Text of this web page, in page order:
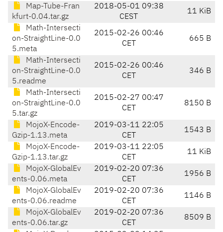
Map-Tube-Fran
kfurt-0.04.tar.gz
2018-05-01 09:38
CEST
11 KiB
Math-Intersecti
on-StraightLine-0.0
5.meta
2015-02-26 00:46
CET
665 B
Math-Intersecti
on-StraightLine-0.0
5.readme
2015-02-26 00:46
CET
346 B
Math-Intersecti
on-StraightLine-0.0
5.tar.gz
2015-02-27 00:47
CET
8150 B
MojoX-Encode-
Gzip-1.13.meta
2019-03-11 22:05
CET
1543 B
MojoX-Encode-
Gzip-1.13.tar.gz
2019-03-11 22:05
CET
11 KiB
MojoX-GlobalEv
ents-0.06.meta
2019-02-20 07:36
CET
1956 B
MojoX-GlobalEv
ents-0.06.readme
2019-02-20 07:36
CET
1146 B
MojoX-GlobalEv
ents-0.06.tar.gz
2019-02-20 07:36
CET
8509 B